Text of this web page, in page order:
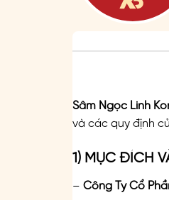
Sâm Ngọc Linh
và các quy định
1) MỤC ĐÍCH
– Công Ty Cổ